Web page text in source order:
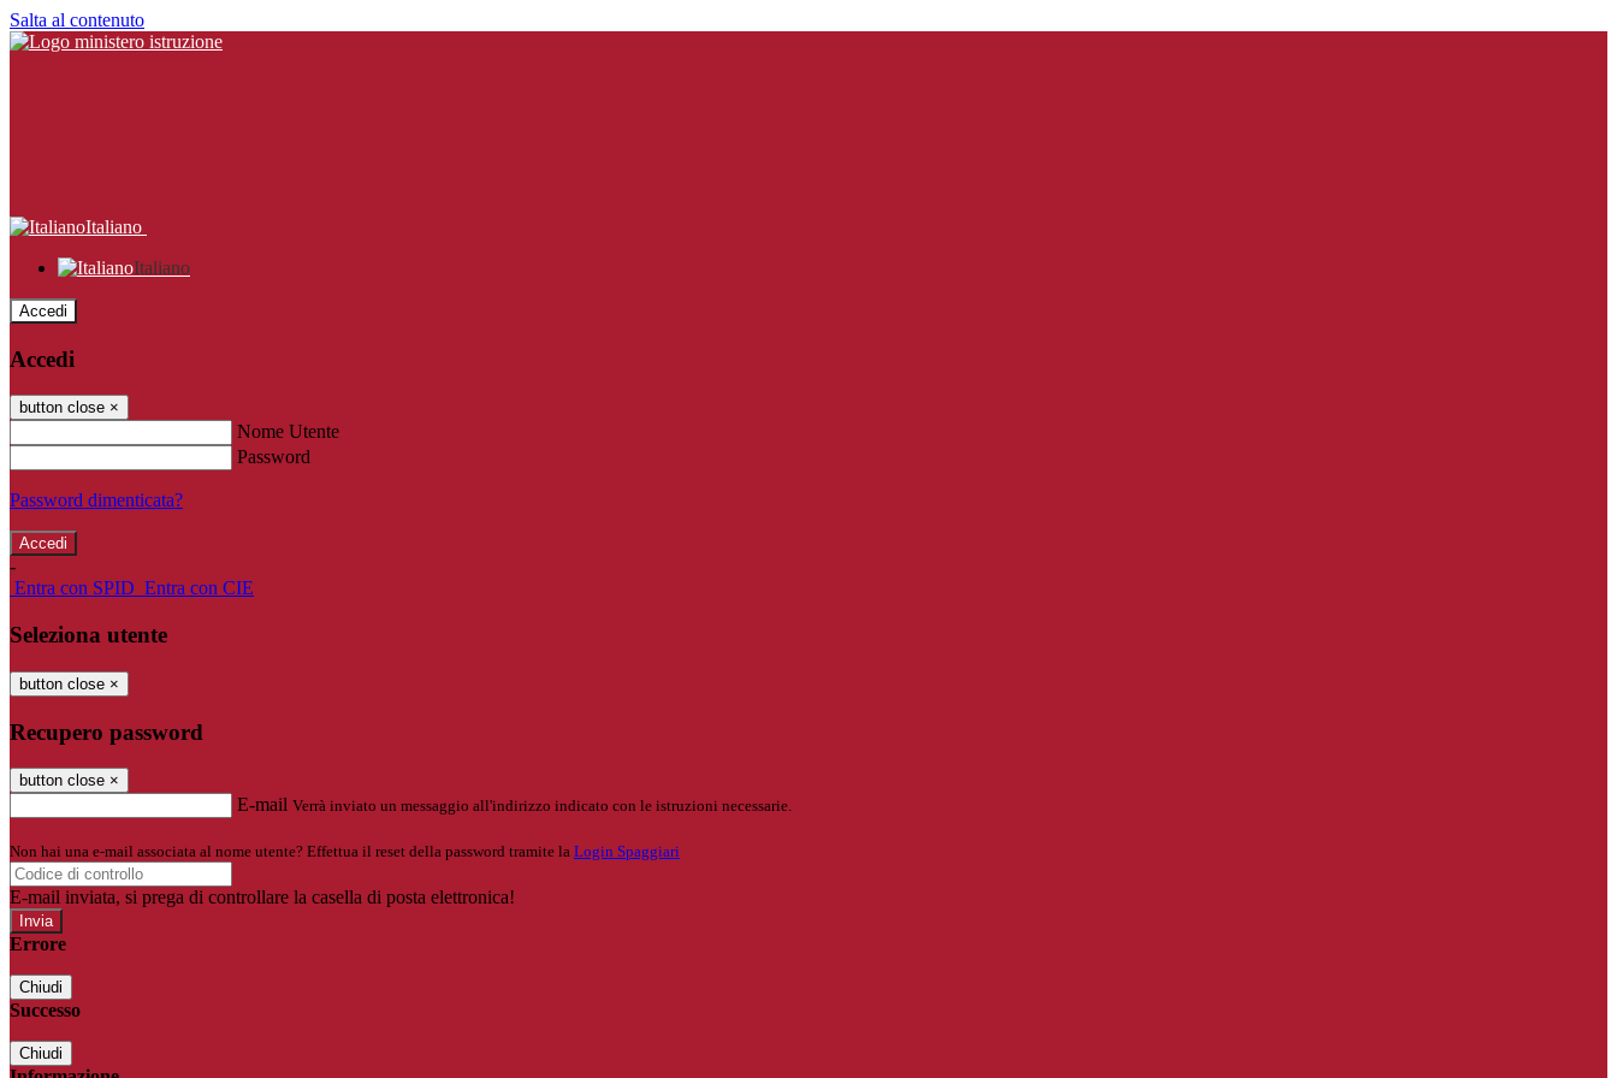
Salta al contenuto
Italiano
Italiano
Accedi
Accedi
button close ×
Nome Utente
Password
Password dimenticata?
-
Entra con SPID Entra con CIE
Seleziona utente
button close ×
Recupero password
button close ×
E-mail Verrà inviato un messaggio all'indirizzo indicato con le istruzioni necessarie.
Non hai una e-mail associata al nome utente? Effettua il reset della password tramite la Login Spaggiari
E-mail inviata, si prega di controllare la casella di posta elettronica!
Errore
Chiudi
Successo
Chiudi